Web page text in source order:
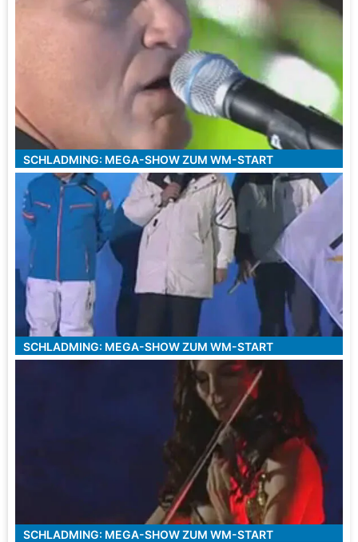
SCHLADMING: MEGA-SHOW ZUM WM-START
SCHLADMING: MEGA-SHOW ZUM WM-START
SCHLADMING: MEGA-SHOW ZUM WM-START